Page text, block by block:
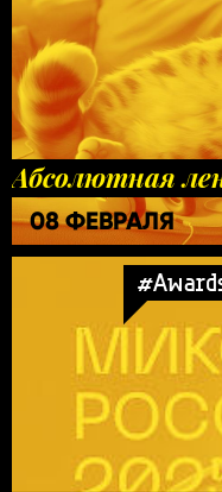
Абсолютная
08 ФЕВРАЛЯ